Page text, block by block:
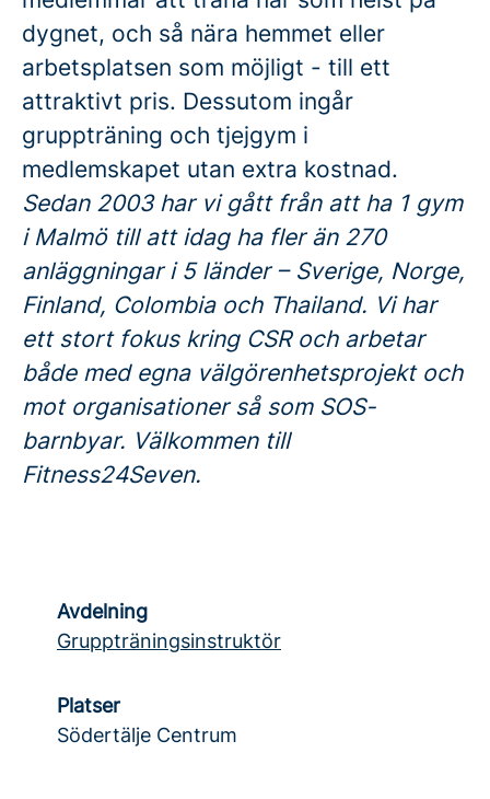
dygnet, och så nära hemmet eller
arbetsplatsen som möjligt - till ett
attraktivt pris. Dessutom ingår
gruppträning och tjejgym i
medlemskapet utan extra kostnad.
Sedan 2003 har vi gått från att ha 1 gym
i Malmö till att idag ha fler än 270
anläggningar i 5 länder – Sverige, Norge,
Finland, Colombia och Thailand. Vi har
ett stort fokus kring CSR och arbetar
både med egna välgörenhetsprojekt och
mot organisationer så som SOS-
barnbyar. Välkommen till
Fitness24Seven.
Avdelning
Gruppträningsinstruktör
Platser
Södertälje Centrum